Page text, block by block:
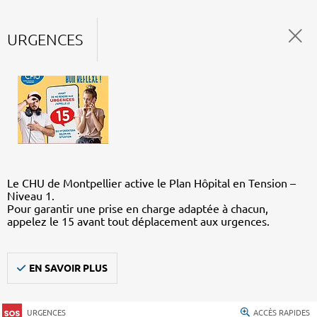
URGENCES
Le CHU de Montpellier active le Plan Hôpital en Tension –
Niveau 1.
Pour garantir une prise en charge adaptée à chacun,
appelez le 15 avant tout déplacement aux urgences.
EN SAVOIR PLUS
URGENCES ACCÈS RAPIDES